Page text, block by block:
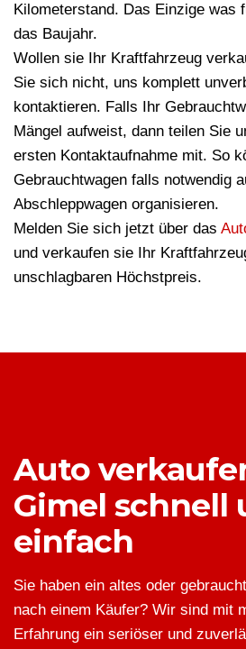
Kilometerstand. Das Einzige was
das Baujahr.
Wollen sie Ihr Kraftfahrzeug
Sie sich nicht, uns komplett
kontaktieren. Falls Ihr
Mängel aufweist, dann teilen Sie
ersten Kontaktaufnahme mit. So
Gebrauchtwagen falls notwendig
Abschleppwagen organisieren.
Melden Sie sich jetzt über das
und verkaufen sie Ihr
unschlagbaren Höchstpreis.
Auto
Gimel schnell
einfach
Sie haben ein altes oder
nach einem Käufer? Wir sind mit
Erfahrung ein seriöser und